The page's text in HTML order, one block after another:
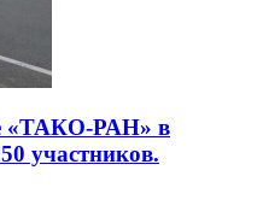
«ТАКО-РАН» в
участников.